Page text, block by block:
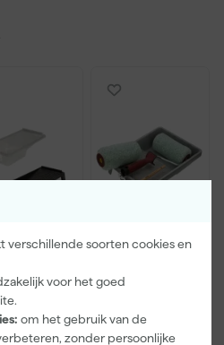
verschillende soorten cookies en
voor het goed
om het gebruik van de
zonder persoonlijke
S
-
Roller -
32 cm + 5
Muurverfset
Morgen
bezorgd